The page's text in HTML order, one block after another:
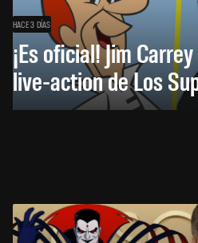
HACE 3 DÍAS
¡Es oficial! Jim
live-action de Los